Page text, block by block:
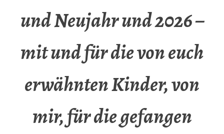
und Neujahr und 2026 –
mit und für die von euch
erwähnten Kinder, von
mir, für die gefangen